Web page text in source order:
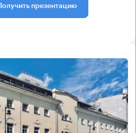
Получить презентацию